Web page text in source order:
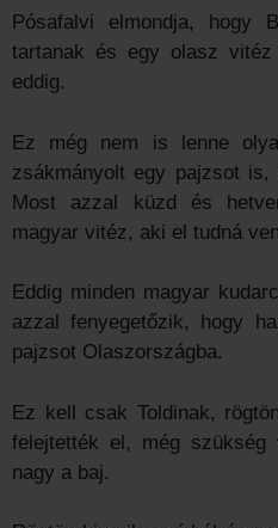
Pósafalvi elmondja, hogy
tartanak és egy olasz vitéz
eddig.
Ez még nem is lenne
zsákmányolt egy pajzsot
Most azzal küzd és
magyar vitéz, aki el tudná
Eddig minden magyar
azzal fenyegetőzik, hogy
pajzsot Olaszországba.
Ez kell csak Toldinak,
felejtették el, még
nagy a baj.